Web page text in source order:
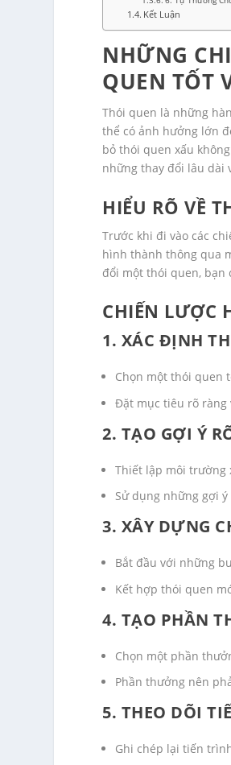
Kết Luận
NHỮNG
QUEN TỐT
Thói quen là những
thể có ảnh hưởng lớn
bỏ thói quen xấu
những thay đổi lâu dài
HIỂU RÕ VỀ
Trước khi đi vào các
hình thành thông qua
đổi một thói quen, bạn
CHIẾN LƯỢC
1. XÁC ĐỊNH
Chọn một thói quen
Đặt mục tiêu rõ ràng
2. TẠO GỢI Ý
Thiết lập môi trường
Sử dụng những gợi
3. XÂY DỰNG
Bắt đầu với những
Kết hợp thói quen
4. TẠO PHẦN
Chọn một phần
Phần thưởng nên
5. THEO DÕI
Ghi chép lại tiến